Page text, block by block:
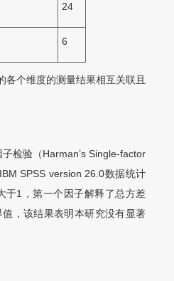
24
6
各个维度的测量结果相互关联且
检验（Harman’s Single-factor
SPSS version 26.0数据统计
于1，第一个因子解释了总方差
，该结果表明本研究没有显著